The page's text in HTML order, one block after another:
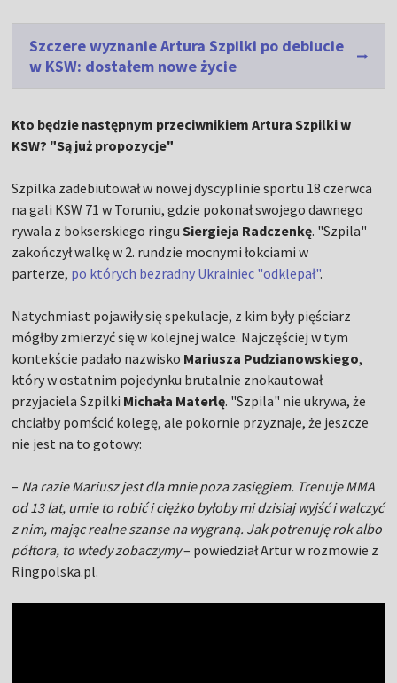
Szczere wyznanie Artura Szpilki po debiucie
w KSW: dostałem nowe życie
Kto będzie następnym przeciwnikiem Artura Szpilki w
KSW? "Są już propozycje"
Szpilka zadebiutował w nowej dyscyplinie sportu 18 czerwca
na gali KSW 71 w Toruniu, gdzie pokonał swojego dawnego
rywala z bokserskiego ringuSiergieja Radczenkę. "Szpila"
zakończył walkę w 2. rundzie mocnymi łokciami w
parterze, po których bezradny Ukrainiec "odklepał".
Natychmiast pojawiły się spekulacje, z kim były pięściarz
mógłby zmierzyć się w kolejnej walce. Najczęściej w tym
kontekście padało nazwisko Mariusza Pudzianowskiego,
który w ostatnim pojedynku brutalnie znokautował
przyjaciela Szpilki Michała Materlę. "Szpila" nie ukrywa, że
chciałby pomścić kolegę, ale pokornie przyznaje, że jeszcze
nie jest na to gotowy:
– Na razie Mariusz jest dla mnie poza zasięgiem. Trenuje MMA
od 13 lat, umie to robić i ciężko byłoby mi dzisiaj wyjść i walczyć
z nim, mając realne szanse na wygraną. Jak potrenuję rok albo
półtora, to wtedy zobaczymy– powiedział Artur w rozmowie z
Ringpolska.pl.